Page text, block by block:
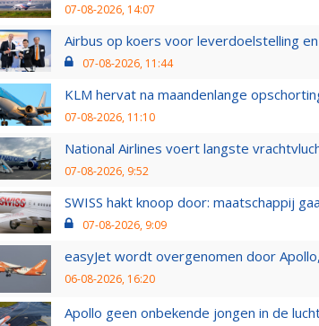
07-08-2026, 14:07
Airbus op koers voor leverdoelstelling
07-08-2026, 11:44
KLM hervat na maandenlange
07-08-2026, 11:10
National Airlines voert langste
07-08-2026, 9:52
SWISS hakt knoop door: maatschappij
07-08-2026, 9:09
easyJet wordt overgenomen door
06-08-2026, 16:20
Apollo geen onbekende jongen in de